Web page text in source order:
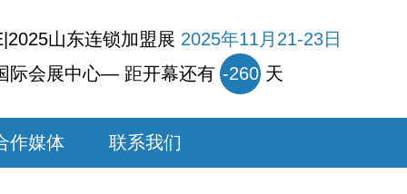
山东连锁加盟展 2025年11月21-23日
际会展中心— 距开幕还有 -260 天
作媒体 联系我们